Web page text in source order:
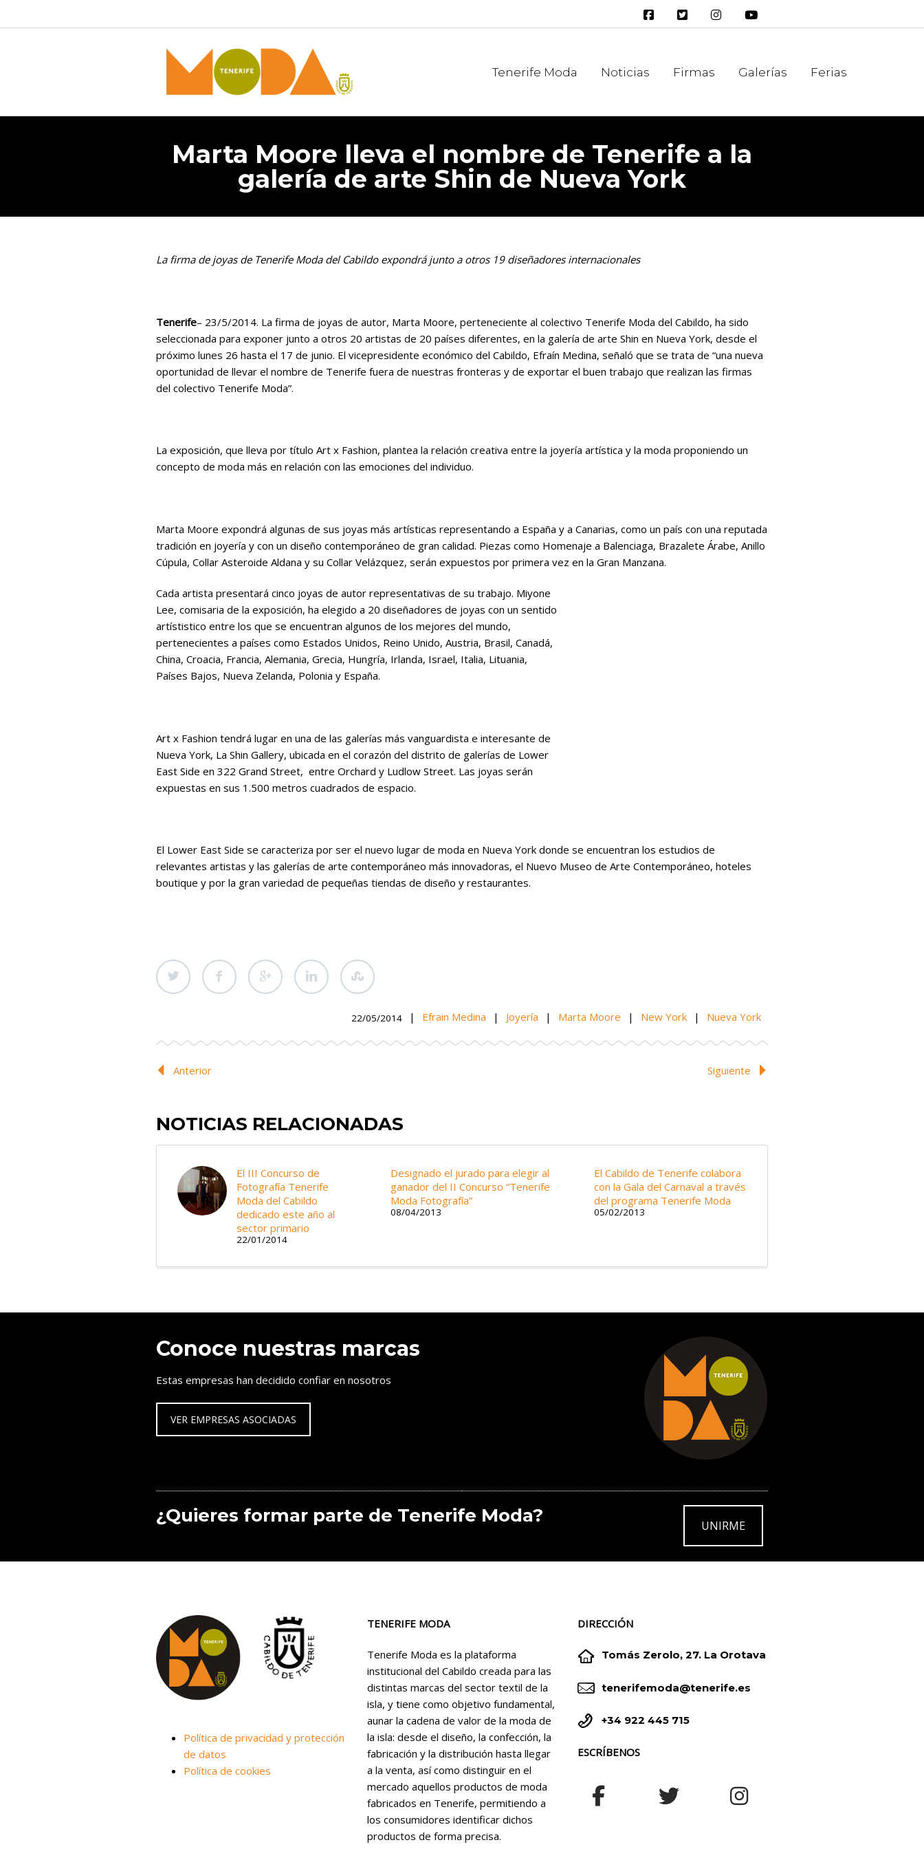
Tenerife Moda Noticias Firmas Galerías Ferias
Marta Moore lleva el nombre de Tenerife a la
galería de arte Shin de Nueva York
La firma de joyas de Tenerife Moda del Cabildo expondrá junto a otros 19 diseñadores internacionales
Tenerife– 23/5/2014. La firma de joyas de autor, Marta Moore, perteneciente al colectivo Tenerife Moda del Cabildo, ha sido
seleccionada para exponer junto a otros 20 artistas de 20 países diferentes, en la galería de arte Shin en Nueva York, desde el
próximo lunes 26 hasta el 17 de junio. El vicepresidente económico del Cabildo, Efraín Medina, señaló que se trata de “una nueva
oportunidad de llevar el nombre de Tenerife fuera de nuestras fronteras y de exportar el buen trabajo que realizan las firmas
del colectivo Tenerife Moda”.
La exposición, que lleva por título Art x Fashion, plantea la relación creativa entre la joyería artística y la moda proponiendo un
concepto de moda más en relación con las emociones del individuo.
Marta Moore expondrá algunas de sus joyas más artísticas representando a España y a Canarias, como un país con una reputada
tradición en joyería y con un diseño contemporáneo de gran calidad. Piezas como Homenaje a Balenciaga, Brazalete Árabe, Anillo
Cúpula, Collar Asteroide Aldana y su Collar Velázquez, serán expuestos por primera vez en la Gran Manzana.
Cada artista presentará cinco joyas de autor representativas de su trabajo. Miyone
Lee, comisaria de la exposición, ha elegido a 20 diseñadores de joyas con un sentido
artístistico entre los que se encuentran algunos de los mejores del mundo,
pertenecientes a países como Estados Unidos, Reino Unido, Austria, Brasil, Canadá,
China, Croacia, Francia, Alemania, Grecia, Hungría, Irlanda, Israel, Italia, Lituania,
Países Bajos, Nueva Zelanda, Polonia y España.
Art x Fashion tendrá lugar en una de las galerías más vanguardista e interesante de
Nueva York, La Shin Gallery, ubicada en el corazón del distrito de galerías de Lower
East Side en 322 Grand Street, entre Orchard y Ludlow Street. Las joyas serán
expuestas en sus 1.500 metros cuadrados de espacio.
El Lower East Side se caracteriza por ser el nuevo lugar de moda en Nueva York donde se encuentran los estudios de
relevantes artistas y las galerías de arte contemporáneo más innovadoras, el Nuevo Museo de Arte Contemporáneo, hoteles
boutique y por la gran variedad de pequeñas tiendas de diseño y restaurantes.
22/05/2014 | Efrain Medina | Joyería | Marta Moore | New York | Nueva York
Anterior Siguiente
NOTICIAS RELACIONADAS
El III Concurso de
Fotografía Tenerife
Moda del Cabildo
dedicado este año al
sector primario
22/01/2014
Designado el jurado para elegir al
ganador del II Concurso “Tenerife
Moda Fotografía”
08/04/2013
El Cabildo de Tenerife colabora
con la Gala del Carnaval a través
del programa Tenerife Moda
05/02/2013
Conoce nuestras marcas
Estas empresas han decidido confiar en nosotros
VER EMPRESAS ASOCIADAS
¿Quieres formar parte de Tenerife Moda? UNIRME
Política de privacidad y protección
de datos
Política de cookies
TENERIFE MODA
Tenerife Moda es la plataforma
institucional del Cabildo creada para las
distintas marcas del sector textil de la
isla, y tiene como objetivo fundamental,
aunar la cadena de valor de la moda de
la isla: desde el diseño, la confección, la
fabricación y la distribución hasta llegar
a la venta, así como distinguir en el
mercado aquellos productos de moda
fabricados en Tenerife, permitiendo a
los consumidores identificar dichos
productos de forma precisa.
DIRECCIÓN

 Tomás Zerolo, 27. La Orotava

 tenerifemoda@tenerife.es

 +34 922 445 715
ESCRÍBENOS